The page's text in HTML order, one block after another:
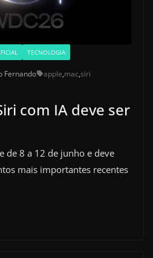
TECNOLOGIA
Fernando apple,mac,siri
com IA deve ser
de 8 a 12 de junho e deve
mais importantes recentes